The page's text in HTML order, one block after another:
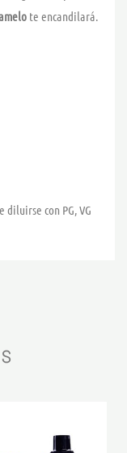
te encandilará.
con PG, VG